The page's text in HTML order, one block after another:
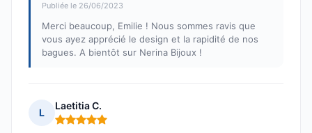
Publiée le 26/06/2023
Merci beaucoup, Emilie ! Nous sommes ravis que
vous ayez apprécié le design et la rapidité de nos
bagues. A bientôt sur Nerina Bijoux !
L
Laetitia C.
Note : 5 sur 5